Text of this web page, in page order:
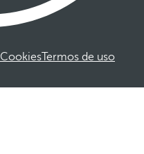
CookiesTermos de uso